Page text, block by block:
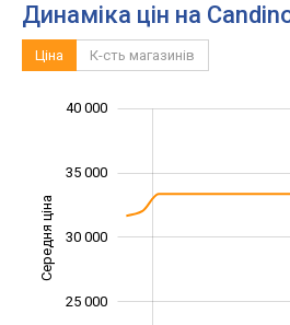
Динаміка цін на
Ціна К-сть магазинів
Середня ціна 24 000
30 000
40 000
35 000
25 000